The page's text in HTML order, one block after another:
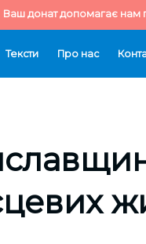
Ваш донат допомагає нам
Тексти Про нас